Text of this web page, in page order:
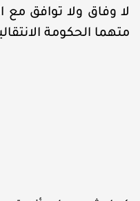
لا وفاق ولا توافق مع
متهما الحكومة